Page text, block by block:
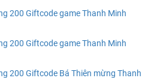
200 Giftcode game Thanh Minh
200 Giftcode game Thanh Minh
200 Giftcode Bá Thiên mừng Thanh